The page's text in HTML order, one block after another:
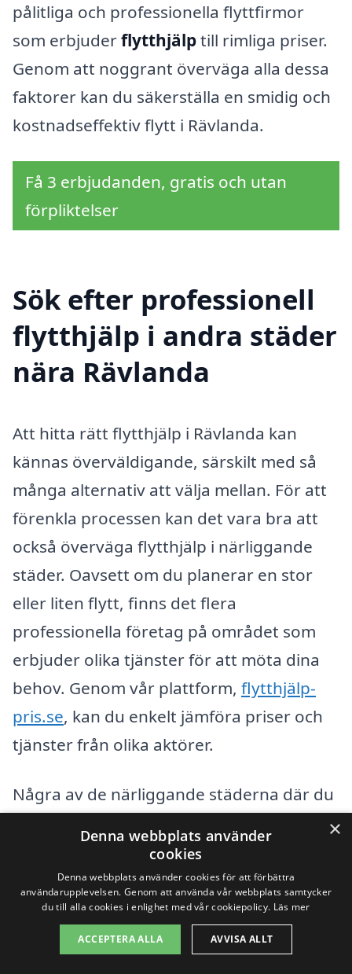
pålitliga och professionella flyttfirmor
som erbjuderflytthjälptill rimliga priser.
Genom att noggrant överväga alla dessa
faktorer kan du säkerställa en smidig och
kostnadseffektiv flytt i Rävlanda.
Få 3 erbjudanden, gratis och utan
förpliktelser
Sök efter professionell
flytthjälp i andra städer
nära Rävlanda
Att hitta rätt flytthjälp i Rävlanda kan
kännas överväldigande, särskilt med så
många alternativ att välja mellan. För att
förenkla processen kan det vara bra att
också överväga flytthjälp i närliggande
städer. Oavsett om du planerar en stor
eller liten flytt, finns det flera
professionella företag på området som
erbjuder olika tjänster för att möta dina
behov. Genom vår plattform, flytthjälp-
pris.se, kan du enkelt jämföra priser och
tjänster från olika aktörer.
Några av de närliggande städerna där du
Västra Frölunda
Kungsbacka
Mölndal
×
Denna webbplats använder
cookies
Denna webbplats använder cookies för att förbättra
användarupplevelsen. Genom att använda vår webbplats samtycker
du till alla cookies i enlighet med vår cookiepolicy. Läs mer
ACCEPTERA ALLA AVVISA ALLT